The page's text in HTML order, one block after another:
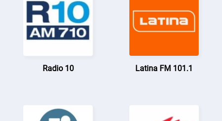
Radio 10 Latina FM 101.1